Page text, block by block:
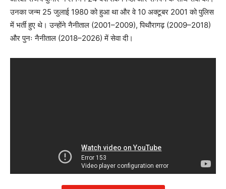
उनका जन्म 25 जुलाई 1980 को हुआ था और वे 10 अक्टूबर 2001 को पुलिस
में भर्ती हुए थे। उन्होंने नैनीताल (2001–2009), पिथौरागढ़ (2009–2018)
और पुनः नैनीताल (2018–2026) में सेवा दी।